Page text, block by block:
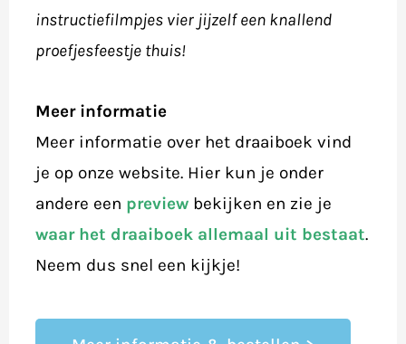
instructiefilmpjes vier jijzelf een knallend
proefjesfeestje thuis!
Meer informatie
Meer informatie over het draaiboek vind
je op onze website. Hier kun je onder
andere een preview bekijken en zie je
waar het draaiboek allemaal uit bestaat.
Neem dus snel een kijkje!